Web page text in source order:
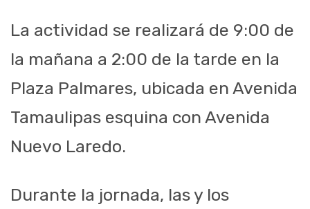
La actividad se realizará de 9:00 de
la mañana a 2:00 de la tarde en la
Plaza Palmares, ubicada en Avenida
Tamaulipas esquina con Avenida
Nuevo Laredo.
Durante la jornada, las y los